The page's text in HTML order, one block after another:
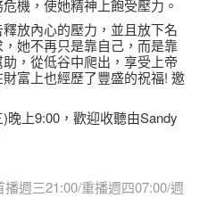
機，使她精神上飽受壓力。
放內心的壓力，並且放下名
她不再只是靠自己，而是靠
，從低谷中爬出，享受上帝
富上也經歷了豐盛的祝福! 邀
晚上9:00，歡迎收聽由Sandy
週三21:00/重播週四07:00/週